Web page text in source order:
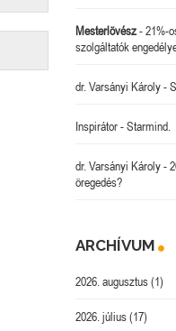
Mesterlövész-21%-
szolgáltatók
dr. Varsányi Károly-
Inspirátor-Starmind.
dr. Varsányi Károly-
öregedés?
ARCHÍVUM
2026. augusztus(1)
2026. július(17)